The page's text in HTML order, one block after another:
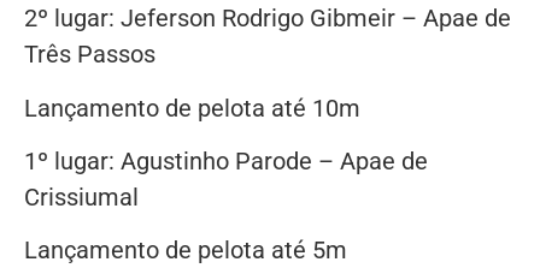
2º lugar: Jeferson Rodrigo Gibmeir – Apae de
Três Passos
Lançamento de pelota até 10m
1º lugar: Agustinho Parode – Apae de
Crissiumal
Lançamento de pelota até 5m